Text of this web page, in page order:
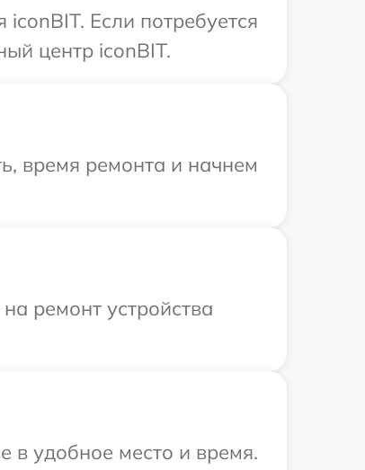
Если потребуется
центр iconBIT.
время ремонта и начнем
ремонт устройства
в удобное место и время.